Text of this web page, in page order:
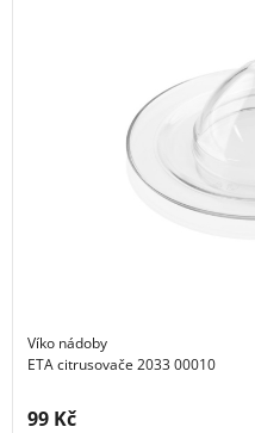
Víko nádoby
ETA citrusovače 2033 00010
Cena s DPH:
99 Kč